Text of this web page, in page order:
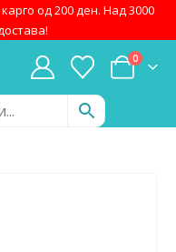
од 200 ден. Над 3000
0